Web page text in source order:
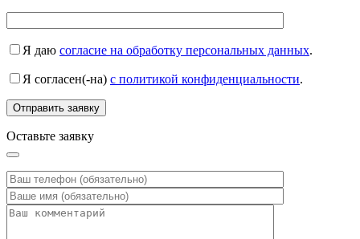
Я даю согласие на обработку персональных данных.
Я согласен(-на) с политикой конфиденциальности.
Оставьте заявку